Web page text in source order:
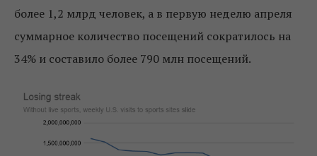
более 1,2 млрд человек, а в первую неделю апреля
суммарное количество посещений сократилось на
34% и составило более 790 млн посещений.